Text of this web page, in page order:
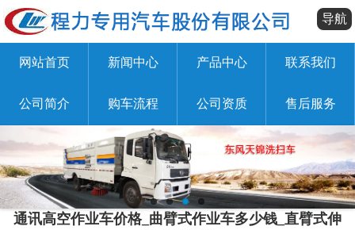
导航
网站首页 新闻中心 产品中心 联系我们
公司简介 购车流程 公司资质 售后服务
通讯高空作业车价格_曲臂式作业车多少钱_直臂式伸